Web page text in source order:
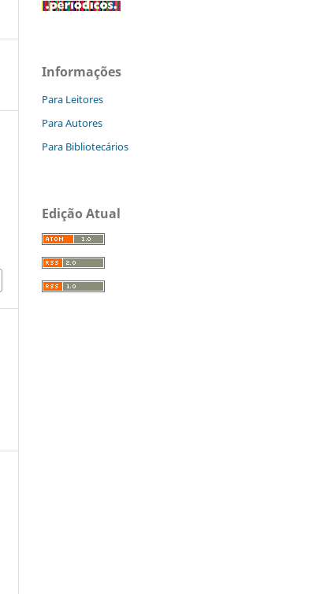
Informações
Para Leitores
Para Autores
Para Bibliotecários
Edição Atual